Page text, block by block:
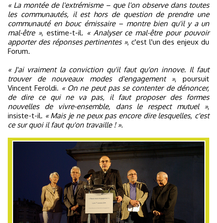
« La montée de l'extrémisme – que l'on observe dans toutes
les communautés, il est hors de question de prendre une
communauté en bouc émissaire – montre bien qu'il y a un
mal-être », estime-t-il. « Analyser ce mal-être pour pouvoir
apporter des réponses pertinentes », c'est l'un des enjeux du
Forum.
« J'ai vraiment la conviction qu'il faut qu'on innove. Il faut
trouver de nouveaux modes d'engagement », poursuit
Vincent Feroldi. « On ne peut pas se contenter de dénoncer,
de dire ce qui ne va pas, il faut proposer des formes
nouvelles de vivre-ensemble, dans le respect mutuel »,
insiste-t-il. « Mais je ne peux pas encore dire lesquelles, c'est
ce sur quoi il faut qu'on travaille ! ».